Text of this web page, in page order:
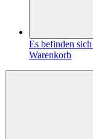
Es befinden
Warenkorb